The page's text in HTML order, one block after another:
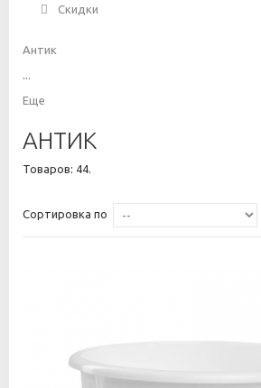
Скидки
Антик
...
Еще
АНТИК
Товаров: 44.
Сортировка по